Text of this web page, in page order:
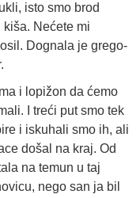
isto smo brod
Nećete mi
Dognala je grego-
i lopižon da ćemo
I treći put smo tek
i iskuhali smo ih, ali
došal na kraj. Od
na temun u taj
nego san ja bil